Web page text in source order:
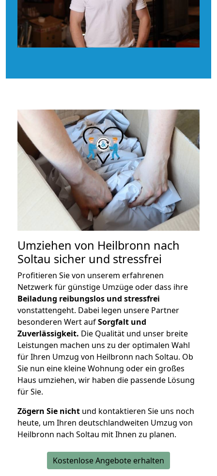
Umziehen von Heilbronn nach
Soltau sicher und stressfrei
Profitieren Sie von unserem erfahrenen
Netzwerk für günstige Umzüge oder dass ihre
Beiladung reibungslos und stressfrei
vonstattengeht. Dabei legen unsere Partner
besonderen Wert aufSorgfalt und
Zuverlässigkeit. Die Qualität und unser breite
Leistungen machen uns zu der optimalen Wahl
für Ihren Umzug von Heilbronn nach Soltau. Ob
Sie nun eine kleine Wohnung oder ein großes
Haus umziehen, wir haben die passende Lösung
für Sie.
Zögern Sie nicht und kontaktieren Sie uns noch
heute, um Ihren deutschlandweiten Umzug von
Heilbronn nach Soltau mit Ihnen zu planen.
Kostenlose Angebote erhalten